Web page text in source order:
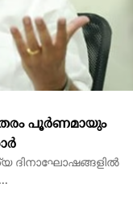
ദിനാഘോഷങ്ങളില്‍